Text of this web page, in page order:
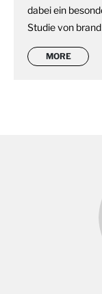
dabei ein
Studie von
MORE